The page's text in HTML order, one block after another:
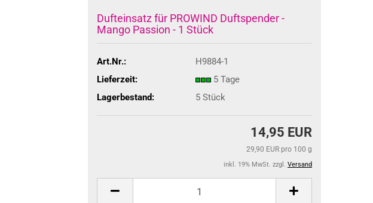
Dufteinsatz für PROWIND Duftspender -
Mango Passion - 1 Stück
Art.Nr.:
H9884-1
Lieferzeit:
5 Tage
Lagerbestand:
5 Stück
14,95 EUR
29,90 EUR pro 100 g
inkl. 19% MwSt. zzgl. Versand